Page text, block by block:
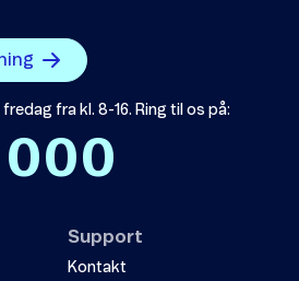
Send
fra kl. 8-16. Ring til os på:
000
Support
Kontakt